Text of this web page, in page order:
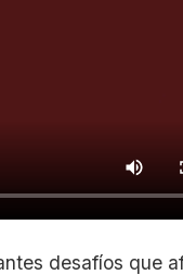
desafíos que